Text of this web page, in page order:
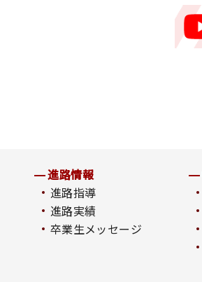
進路情報
進路指導
進路実績
卒業生メッセージ